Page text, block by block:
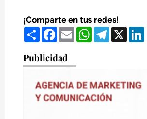
¡Comparte en tus redes!
Compartir
Facebook
EmailWhatsApp
Telegram
X
Publicidad